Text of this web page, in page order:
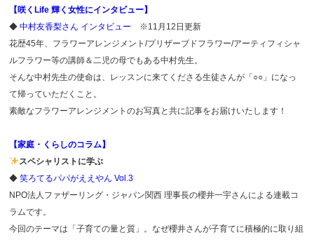
【咲くLife 輝く女性にインタビュー】
◆中村友香梨さん インタビュー
※11月12日更新
花歴45年、フラワーアレンジメント/プリザーブドフラワー/アーティフィシャ
ルフラワー等の講師＆二児の母でもある中村先生。
そんな中村先生の使命は、レッスンに来てくださる生徒さんが「○○」になっ
て帰っていただくこと。
素敵なフラワーアレンジメントのお写真と共に記事をお届けいたします！
【家庭・くらしのコラム】
スペシャリストに学ぶ
◆笑ろてるパパがええやん Vol.3
NPO法人ファザーリング・ジャパン関西 理事長の櫻井一宇さんによる連載コ
ラムです。
今回のテーマは「子育ての量と質」。なぜ櫻井さんが子育てに積極的に取り組